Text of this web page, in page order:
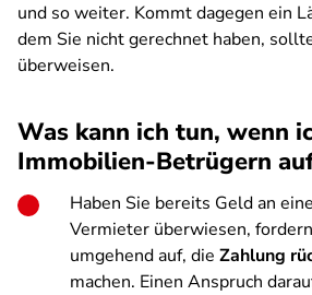
und so weiter. Kommt dagegen ein
dem Sie nicht gerechnet haben,
überweisen.
Was kann ich tun, wenn
Immobilien-Betrügern
Haben Sie bereits Geld an
Vermieter überwiesen,
umgehend auf, die Zahlung
machen. Einen Anspruch